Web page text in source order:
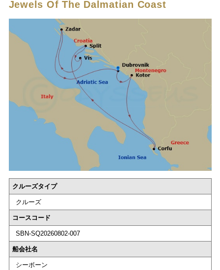
Jewels Of The Dalmatian Coast
クルーズタイプ
クルーズ
コースコード
SBN-SQ20260802-007
船会社名
シーボーン